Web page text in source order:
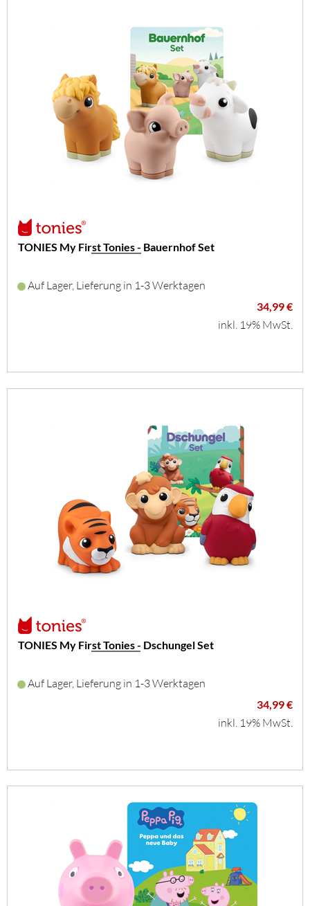
TONIES My First Tonies - Bauernhof Set
Auf Lager, Lieferung in 1-3 Werktagen
34,99 €
inkl. 19% MwSt.
TONIES My First Tonies - Dschungel Set
Auf Lager, Lieferung in 1-3 Werktagen
34,99 €
inkl. 19% MwSt.